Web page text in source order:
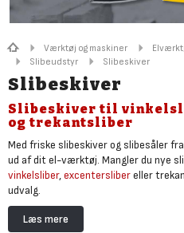
Værktøj og maskiner
Slibeudstyr
Slibeskiver
Slibeskiver
Slibeskiver til
og trekantsliber
Med friske slibeskiver og slibesåler
ud af dit el-værktøj. Mangler du nye
vinkelsliber,excenterslibereller
udvalg.
Uanset om du skal slibe træ, metal,
skiver, der sørger for både grov- og
Læs mere